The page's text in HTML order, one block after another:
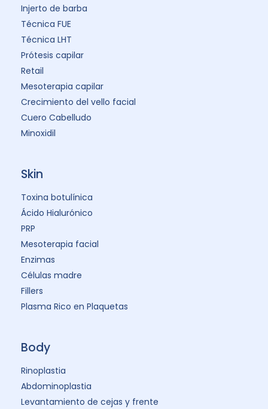
Injerto de barba
Técnica FUE
Técnica LHT
Prótesis capilar
Retail
Mesoterapia capilar
Crecimiento del vello facial
Cuero Cabelludo
Minoxidil
Skin
Toxina botulínica
Ácido Hialurónico
PRP
Mesoterapia facial
Enzimas
Células madre
Fillers
Plasma Rico en Plaquetas
Body
Rinoplastia
Abdominoplastia
Levantamiento de cejas y frente